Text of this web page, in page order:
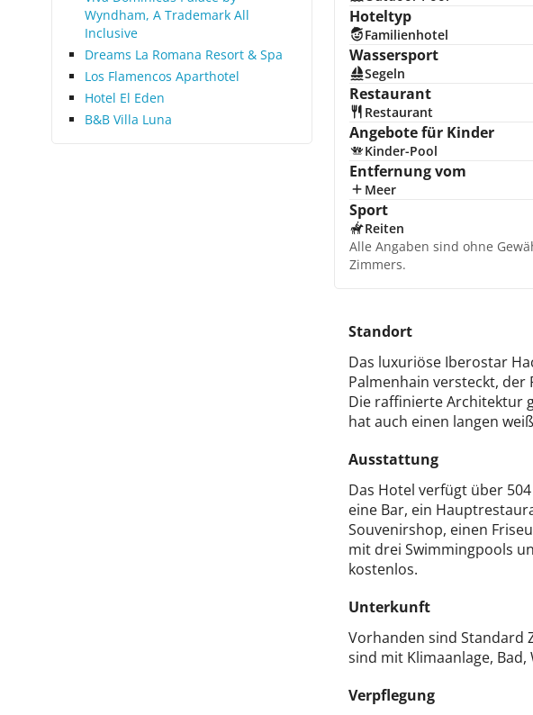
Wyndham, A Trademark All
Inclusive
Dreams La Romana Resort & Spa
Los Flamencos Aparthotel
Hotel El Eden
B&B Villa Luna
Hoteltyp
Familienhotel
Wassersport
Segeln
Restaurant
Restaurant
Angebote für Kinder
Kinder-Pool
Entfernung vom
Meer
Sport
Reiten
Alle Angaben sind ohne
Zimmers.
Standort
Das luxuriöse Iberostar
Palmenhain versteckt,
Die raffinierte Architektur
hat auch einen langen
Ausstattung
Das Hotel verfügt über
eine Bar, ein
Souvenirshop, einen
mit drei Swimmingpools
kostenlos.
Unterkunft
Vorhanden sind Standard
sind mit Klimaanlage, Bad,
Verpflegung